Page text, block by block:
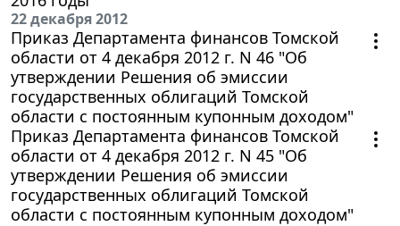
22 декабря 2012
Приказ Департамента финансов Томской
области от 4 декабря 2012 г. N 46 "Об
утверждении Решения об эмиссии
государственных облигаций Томской
области с постоянным купонным доходом"
Приказ Департамента финансов Томской
области от 4 декабря 2012 г. N 45 "Об
утверждении Решения об эмиссии
государственных облигаций Томской
области с постоянным купонным доходом"